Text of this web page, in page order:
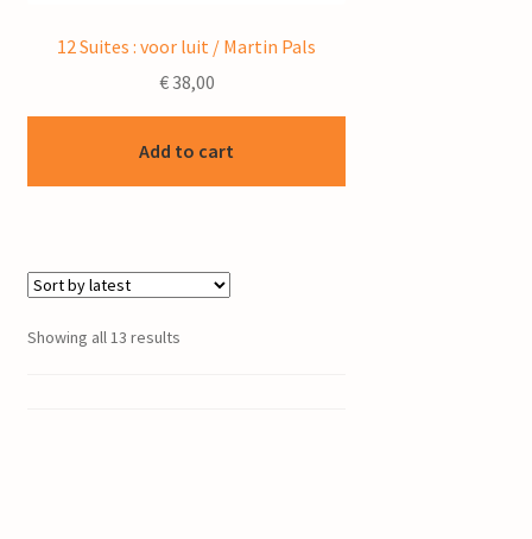
12 Suites : voor luit / Martin Pals
€38,00
Add to cart
Showing all 13 results